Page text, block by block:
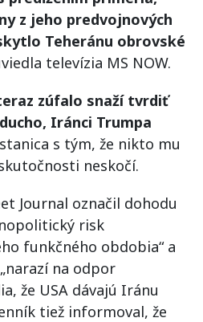
z jeho predvojnových
Teheránu obrovské
televízia MS NOW.
zúfalo snaží tvrdiť
Iránci Trumpa
s tým, že nikto mu
neskočí.
Journal označil dohodu
risk
funkčného obdobia“ a
na odpor
že USA dávajú Iránu
tiež informoval, že